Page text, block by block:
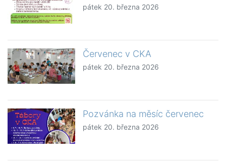
pátek 20. března 2026
Červenec v CKA
pátek 20. března 2026
Pozvánka na měsíc červenec
pátek 20. března 2026